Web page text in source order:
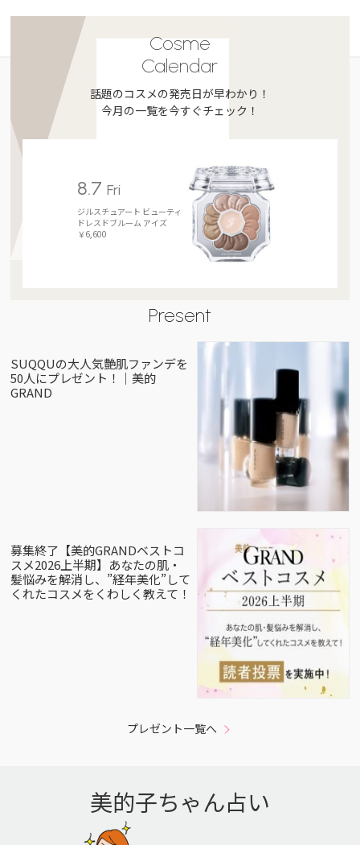
Cosme
Calendar
話題のコスメの発売日が早わかり！
今月の一覧を今すぐチェック！
8.7Fri
ジルスチュアート ビューティ
ドレスドブルーム アイズ
￥6,600
Present
SUQQUの大人気艶肌ファンデを
50人にプレゼント！｜美的
GRAND
募集終了【美的GRANDベストコ
スメ2026上半期】あなたの肌・
髪悩みを解消し、”経年美化”して
くれたコスメをくわしく教えて！
プレゼント一覧へ
美的子ちゃん占い